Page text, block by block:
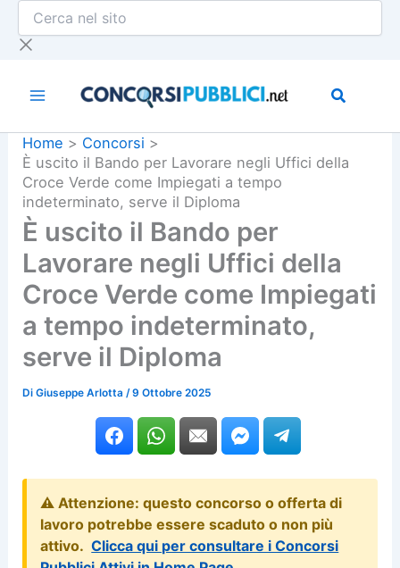
Cerca
sito
Home
Concorsi
È uscito il Bando per Lavorare negli Uffici della
Croce Verde come Impiegati a tempo
indeterminato, serve il Diploma
È uscito il Bando per
Lavorare negli Uffici della
Croce Verde come Impiegati
a tempo indeterminato,
serve il Diploma
DiGiuseppe Arlotta /9 Ottobre 2025
⚠️ Attenzione: questo concorso o offerta di
lavoro potrebbe essere scaduto o non più
attivo. Clicca qui per consultare i Concorsi